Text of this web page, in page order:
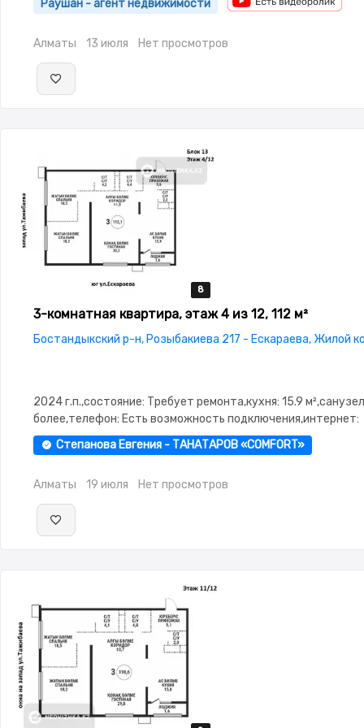
Раушан - агент недвижимости
Алматы 13 июля Нет просмотров
8
8
8
8
8
3-комнатная квартира, этаж 4 из 12, 112 м²
Бостандыкский р-н, Розыбакиева 217 - Ескараева, Жилой
2024 г.п.,состояние: Требует ремонта,кухня: 15.9
более,телефон: Есть возможность подключения,интернет:
Оптика,потолки: 3.0,паркинг:
Паркинг,Охрана,Домофон,Видеонаблюдение,Пластиковые
Степанова Евгения - ТАНАТАРОВ «COMFORT»
Алматы 19 июля Нет просмотров